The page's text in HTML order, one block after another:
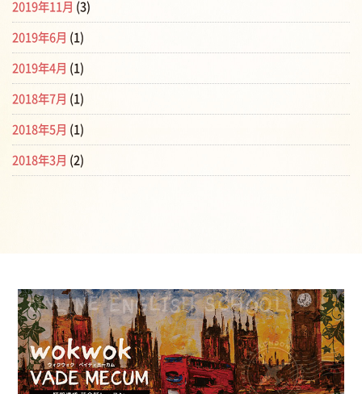
2019年11月 (3)
2019年6月 (1)
2019年4月 (1)
2018年7月 (1)
2018年5月 (1)
2018年3月 (2)